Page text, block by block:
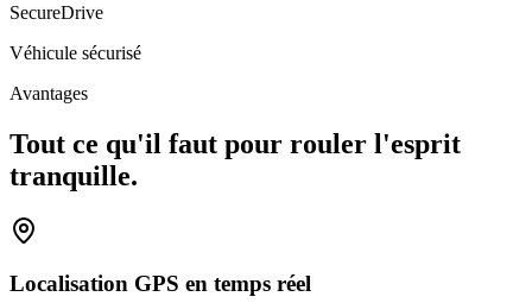
SecureDrive
Véhicule sécurisé
Avantages
Tout ce qu'il faut pour rouler l'esprit
tranquille.
Localisation GPS en temps réel